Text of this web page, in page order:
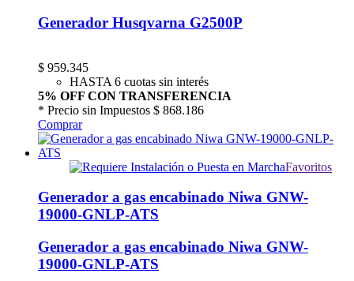
Generador Husqvarna G2500P
$ 959.345
HASTA 6 cuotas sin interés
5% OFF CON TRANSFERENCIA
* Precio sin Impuestos $ 868.186
Comprar
Favoritos
Generador a gas encabinado Niwa GNW-
19000-GNLP-ATS
Generador a gas encabinado Niwa GNW-
19000-GNLP-ATS